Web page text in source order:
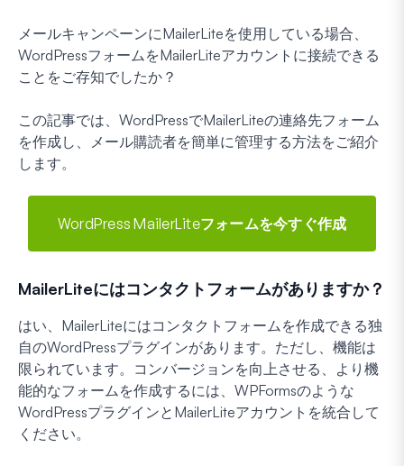
メールキャンペーンにMailerLiteを使用している場合、
WordPressフォームをMailerLiteアカウントに接続できる
ことをご存知でしたか？
この記事では、WordPressでMailerLiteの連絡先フォーム
を作成し、メール購読者を簡単に管理する方法をご紹介
します。
WordPress MailerLiteフォームを今すぐ作成
MailerLiteにはコンタクトフォームがありますか？
はい、MailerLiteにはコンタクトフォームを作成できる独
自のWordPressプラグインがあります。ただし、機能は
限られています。コンバージョンを向上させる、より機
能的なフォームを作成するには、WPFormsのような
WordPressプラグインとMailerLiteアカウントを統合して
ください。